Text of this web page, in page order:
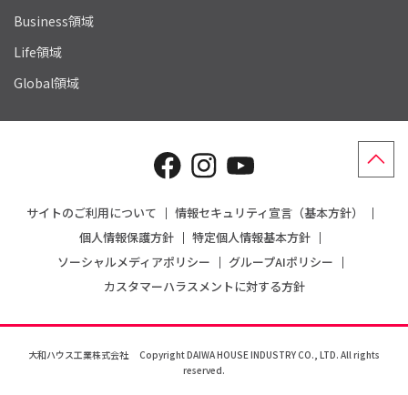
Business領域
Life領域
Global領域
サイトのご利用について
情報セキュリティ宣言（基本方針）
個人情報保護方針
特定個人情報基本方針
ソーシャルメディアポリシー
グループAIポリシー
カスタマーハラスメントに対する方針
大和ハウス工業株式会社
Copyright DAIWA HOUSE INDUSTRY CO., LTD. All rights
reserved.